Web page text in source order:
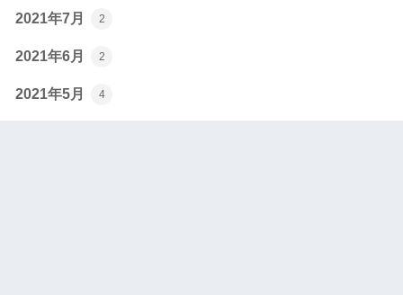
2021年7月 2
2021年6月 2
2021年5月 4